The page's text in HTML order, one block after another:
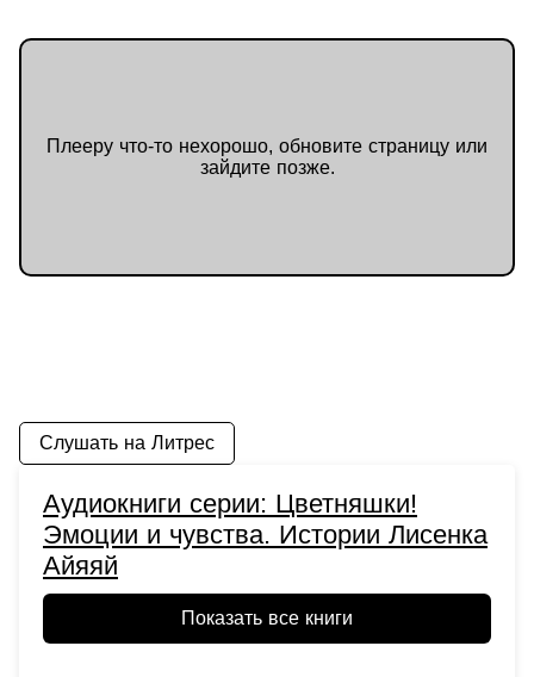
Плееру что-то нехорошо, обновите страницу или
зайдите позже.
Слушать на Литрес
Аудиокниги серии: Цветняшки!
Эмоции и чувства. Истории Лисенка
Айяяй
Показать все книги